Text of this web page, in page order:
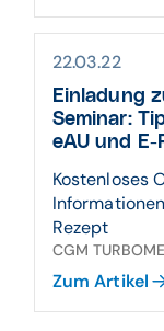
22.03.22
Einladung
Seminar:
eAU und E-
Kostenloses
Rezept
CGM
Zum Artikel